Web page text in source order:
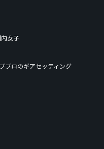
女子
プロのギアセッティング